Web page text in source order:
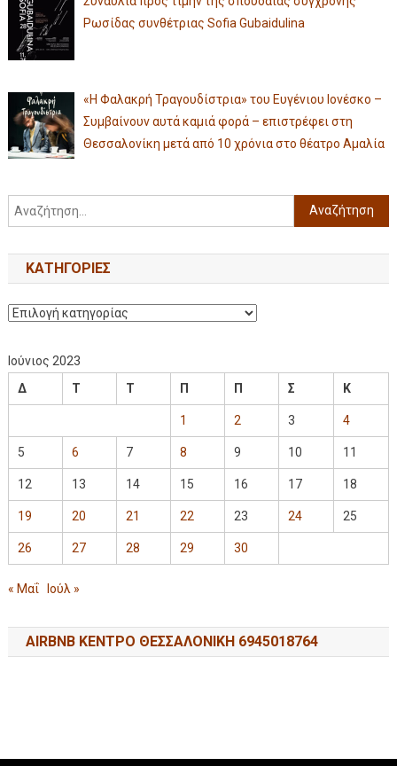
Ρωσίδας συνθέτριας Sofia Gubaidulina
«Η Φαλακρή Τραγουδίστρια» του Ευγένιου Ιονέσκο –
Συμβαίνουν αυτά καμιά φορά – επιστρέφει στη
Θεσσαλονίκη μετά από 10 χρόνια στο θέατρο Αμαλία
KΑΤΗΓΟΡΊΕΣ
Ιούνιος 2023
Δ
Τ Τ Π Π Σ Κ
1 2 3 4
5 6 7 8 9 10 11
12 13 14 15 16 17 18
19 20 21 22 23 24 25
26 27 28 29 30
« Μαΐ Ιούλ »
AIRBNB ΚΕΝΤΡΟ ΘΕΣΣΑΛΟΝΙΚΗ 6945018764